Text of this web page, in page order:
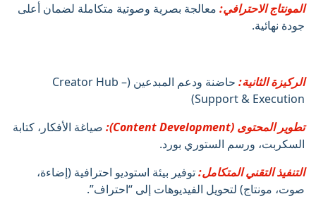
المونتاج الاحترافي: معالجة بصرية وصوتية متكاملة لضمان أعلى
جودة نهائية.
الركيزة الثانية:
حاضنة ودعم المبدعين (Creator Hub –
Support & Execution)
تطوير المحتوى (Content Development):
صياغة الأفكار، كتابة
السكربت، ورسم الستوري بورد.
التنفيذ التقني المتكامل:توفير بيئة استوديو احترافية (إضاءة،
صوت، مونتاج) لتحويل الفيديوهات إلى “احتراف”.